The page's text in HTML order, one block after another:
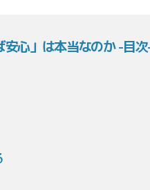
心」は本当なのか -目